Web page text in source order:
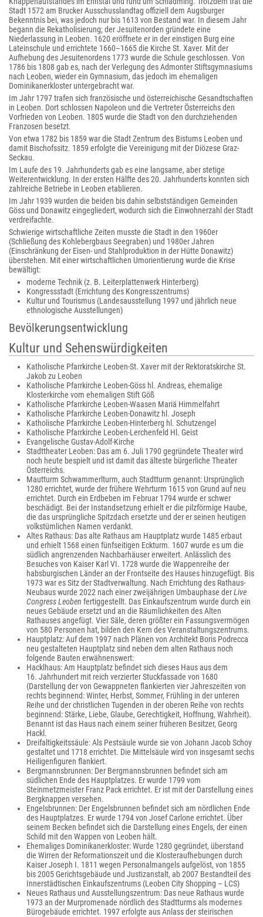
Stadt 1572 am Brucker Ausschusslandtag offiziell dem Augsburger
Bekenntnis bei, was jedoch nur bis 1613 von Bestand war. In diesem Jahr
begann die Rekatholisierung; der Jesuitenorden gründete eine
Niederlassung in Leoben. 1620 eröffnete er in der einstigen Burg eine
Lateinschule und errichtete 1660–1665 die Kirche St. Xaver. Mit der
Aufhebung des Jesuitenordens 1773 wurde die Schule geschlossen. Von
1786 bis 1808 gab es, nach der Verlegung des Admonter Stiftsgymnasiums
nach Leoben, wieder ein Gymnasium, das jedoch im ehemaligen
Dominikanerkloster untergebracht war.
Im Jahr 1797 trafen sich französische und österreichische Gesandtschaften
in Leoben. Dort schlossen Napoleon und die Vertreter Österreichs den
Vorfrieden von Leoben. 1805 wurde die Stadt von den durchziehenden
Franzosen besetzt.
Von etwa 1782 bis 1859 war die Stadt Zentrum des Bistums Leoben und
damit Bischofssitz. 1859 erfolgte die Vereinigung mit der Diözese Graz-
Seckau.
Im Laufe des 19. Jahrhunderts gab es eine langsame, aber stetige
Weiterentwicklung. In der ersten Hälfte des 20. Jahrhunderts konnten sich
zahlreiche Betriebe in Leoben etablieren.
Im Jahr 1939 wurden die beiden bis dahin selbstständigen Gemeinden
Göss und Donawitz eingegliedert, wodurch sich die Einwohnerzahl der Stadt
verdreifachte.
Schwierige wirtschaftliche Zeiten musste die Stadt in den 1960er
(Schließung des Kohlebergbaus Seegraben) und 1980er Jahren
(Einschränkung der Eisen- und Stahlproduktion in der Hütte Donawitz)
überstehen. Mit einer wirtschaftlichen Umorientierung wurde die Krise
bewältigt:
moderne Technik (z. B. Leiterplattenwerk Hinterberg)
Kongressstadt (Errichtung des Kongresszentrums)
Kultur und Tourismus (Landesausstellung 1997 und jährlich neue
ethnologische Ausstellungen)
Bevölkerungsentwicklung
Kultur und Sehenswürdigkeiten
Katholische Pfarrkirche Leoben-St. Xaver mit der Rektoratskirche St.
Jakob zu Leoben
Katholische Pfarrkirche Leoben-Göss hl. Andreas, ehemalige
Klosterkirche vom ehemaligen Stift Göß
Katholische Pfarrkirche Leoben-Waasen Mariä Himmelfahrt
Katholische Pfarrkirche Leoben-Donawitz hl. Joseph
Katholische Pfarrkirche Leoben-Hinterberg hl. Schutzengel
Katholische Pfarrkirche Leoben-Lerchenfeld Hl. Geist
Evangelische Gustav-Adolf-Kirche
Stadttheater Leoben: Das am 6. Juli 1790 gegründete Theater wird
noch heute bespielt und ist damit das älteste bürgerliche Theater
Österreichs.
Mautturm Schwammerlturm, auch Stadtturm genannt: Ursprünglich
1280 errichtet, wurde der frühere Wehrturm 1615 von Grund auf neu
errichtet. Durch ein Erdbeben im Februar 1794 wurde er schwer
beschädigt. Bei der Instandsetzung erhielt er die pilzförmige Haube,
die das ursprüngliche Spitzdach ersetzte und der er seinen heutigen
volkstümlichen Namen verdankt.
Altes Rathaus: Das alte Rathaus am Hauptplatz wurde 1485 erbaut
und erhielt 1568 einen fünfseitigen Eckturm. 1607 wurde es um die
südlich angrenzenden Nachbarhäuser erweitert. Anlässlich des
Besuches von Kaiser Karl VI. 1728 wurde die Wappenreihe der
habsburgischen Länder an der Frontseite des Hauses hinzugefügt. Bis
1973 war es Sitz der Stadtverwaltung. Nach Errichtung des Rathaus-
Neubaus wurde 2022 nach einer zweijährigen Umbauphase derLive
Congress Leoben fertiggestellt. Das Einkaufszentrum wurde durch ein
neues Gebäude ersetzt und an die Räumlichkeiten des Alten
Rathauses angefügt. Vier Säle, deren größter ein Fassungsvermögen
von 580 Personen hat, bilden den Kern des Veranstaltungszentrums.
Hauptplatz: Auf dem 1997 nach Plänen von Architekt Boris Podrecca
neu gestalteten Hauptplatz sind neben dem alten Rathaus noch
folgende Bauten erwähnenswert:
Hacklhaus: Am Hauptplatz befindet sich dieses Haus aus dem
16. Jahrhundert mit reich verzierter Stuckfassade von 1680
(Darstellung der von Gewappneten flankierten vier Jahreszeiten von
rechts beginnend: Winter, Herbst, Sommer, Frühling in der unteren
Reihe und der christlichen Tugenden in der oberen Reihe von rechts
beginnend: Stärke, Liebe, Glaube, Gerechtigkeit, Hoffnung, Wahrheit).
Benannt ist das Haus nach einem seiner früheren Besitzer, Georg
Hackl.
Dreifaltigkeitssäule: Als Pestsäule wurde sie von Johann Jacob Schoy
gestaltet und 1718 errichtet. Die Mittelsäule wird von insgesamt sechs
Heiligenfiguren flankiert.
Bergmannsbrunnen: Der Bergmannsbrunnen befindet sich am
südlichen Ende des Hauptplatzes. Er wurde 1799 vom
Steinmetzmeister Franz Pack errichtet. Er ist mit der Darstellung eines
Bergknappen versehen.
Engelsbrunnen: Der Engelsbrunnen befindet sich am nördlichen Ende
des Hauptplatzes. Er wurde 1794 von Josef Carlone errichtet. Über
seinem Becken befindet sich die Darstellung eines Engels, der einen
Schild mit den Wappen von Leoben hält.
Ehemaliges Dominikanerkloster: Wurde 1280 gegründet, überstand
die Wirren der Reformationszeit und die Klosteraufhebungen durch
Kaiser Joseph I. 1811 wegen Personalmangels aufgelöst, von 1855
bis 2005 Gerichtsgebäude und Justizanstalt, ab 2007 Bestandteil des
Innerstädtischen Einkaufszentrums (Leoben City Shopping – LCS)
Neues Rathaus und Ausstellungszentrum: Das neue Rathaus wurde
1973 an der Murpromenade nördlich des Stadtturms als modernes
Bürogebäude errichtet. 1997 erfolgte aus Anlass der steirischen